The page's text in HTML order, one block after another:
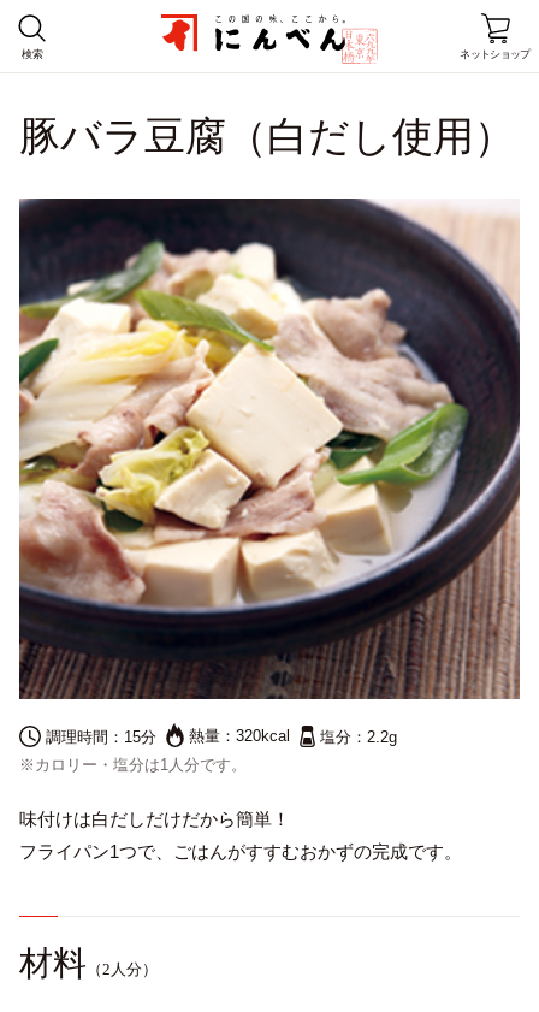
検索 ネットショップ
ホーム
店舗情報
にんべんとは
企業情報
お客様窓口
English
プライバシーポリシー
豚バラ豆腐（白だし使用）
調理時間： 15分 熱量： 320kcal 塩分： 2.2g
※カロリー・塩分は1人分です。
味付けは白だしだけだから簡単！
フライパン1つで、ごはんがすすむおかずの完成です。
材料 （2人分）